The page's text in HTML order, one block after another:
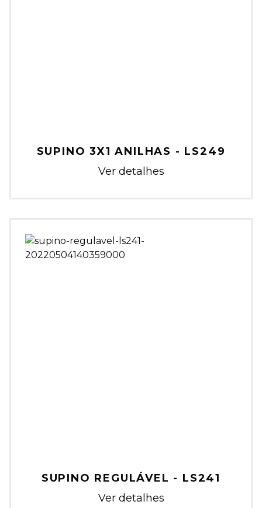
SUPINO 3X1 ANILHAS - LS249
Ver detalhes
SUPINO REGULÁVEL - LS241
Ver detalhes